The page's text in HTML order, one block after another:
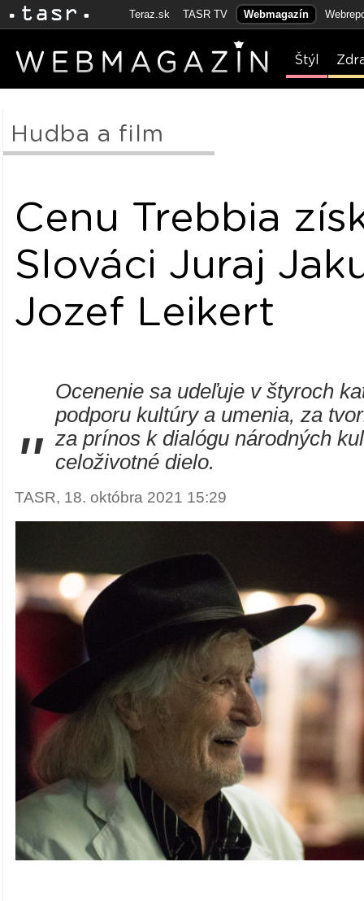
Teraz.sk TASR TV Webmagazín
Štýl
Hudba a film
Cenu Trebbia
Slováci Juraj
Jozef Leikert
"
Ocenenie sa udeľuje v štyroch
podporu kultúry a umenia, za
za prínos k dialógu národných
celoživotné dielo.
TASR, 18. októbra 2021 15:29